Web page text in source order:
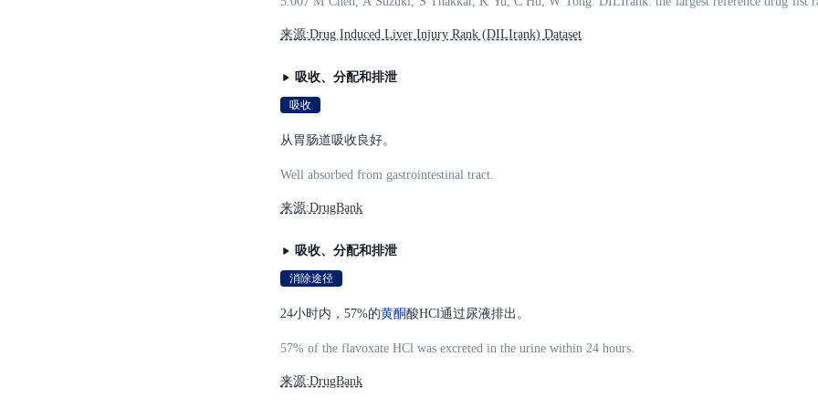
0.1016/j.drudis.2016.02.015
来源:Drug Induced Liver Injury Rank (DILIrank) Dataset
吸收、分配和排泄
吸收
从胃肠道吸收良好。
Well absorbed from gastrointestinal tract.
来源:DrugBank
吸收、分配和排泄
消除途径
24小时内，57%的黄酮酸HCl通过尿液排出。
57% of the flavoxate HCl was excreted in the urine within 24 hours.
来源:DrugBank